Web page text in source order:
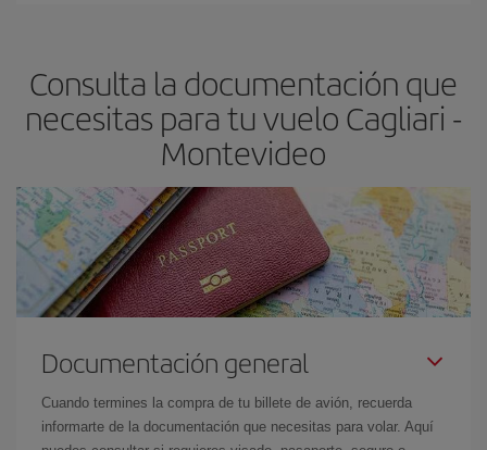
Consulta la documentación que
necesitas para tu vuelo Cagliari -
Montevideo
Documentación general
Cuando termines la compra de tu billete de avión, recuerda
informarte de la documentación que necesitas para volar. Aquí